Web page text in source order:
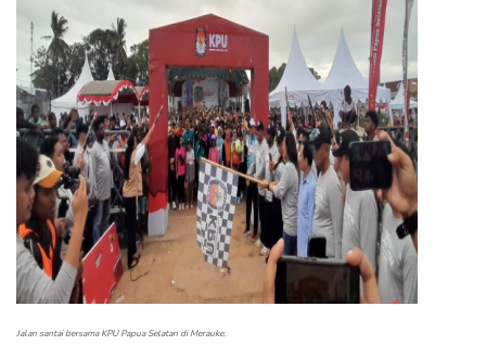
Jalan santai bersama KPU Papua Selatan di Merauke.